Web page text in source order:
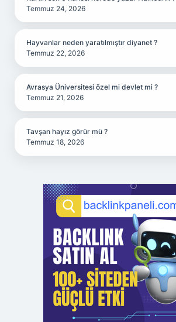
Temmuz 24, 2026
Hayvanlar neden yaratılmıştır diyanet ?
Temmuz 22, 2026
Avrasya Üniversitesi özel mi devlet mi ?
Temmuz 21, 2026
Tavşan hayız görür mü ?
Temmuz 18, 2026